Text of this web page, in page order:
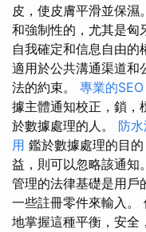
皮，使皮膚平滑並保濕
和強制性的，尤其是匈
自我確定和信息自由的
適用於公共溝通渠道和
法的約束。 專業的
據主體通知校正，鎖，
於數據處理的人。 防
用 鑑於數據處理的目
益，則可以忽略該通知
管理的法律基礎是用戶
一些註冊零件來輸入。
地掌握這種平衡，安全